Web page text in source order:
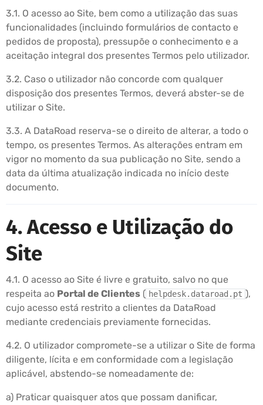
3.1. O acesso ao Site, bem como a utilização das suas
funcionalidades (incluindo formulários de contacto e
pedidos de proposta), pressupõe o conhecimento e a
aceitação integral dos presentes Termos pelo utilizador.
3.2. Caso o utilizador não concorde com qualquer
disposição dos presentes Termos, deverá abster-se de
utilizar o Site.
3.3. A DataRoad reserva-se o direito de alterar, a todo o
tempo, os presentes Termos. As alterações entram em
vigor no momento da sua publicação no Site, sendo a
data da última atualização indicada no início deste
documento.
4. Acesso e Utilização do
Site
4.1. O acesso ao Site é livre e gratuito, salvo no que
respeita ao Portal de Clientes ( helpdesk.dataroad.pt ),
cujo acesso está restrito a clientes da DataRoad
mediante credenciais previamente fornecidas.
4.2. O utilizador compromete-se a utilizar o Site de forma
diligente, lícita e em conformidade com a legislação
aplicável, abstendo-se nomeadamente de:
a) Praticar quaisquer atos que possam danificar,